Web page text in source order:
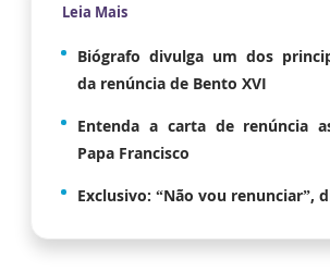
Leia Mais
Biógrafo divulga um dos
da renúncia de Bento XVI
Entenda a carta de renúncia
Papa Francisco
Exclusivo: “Não vou renunciar”,